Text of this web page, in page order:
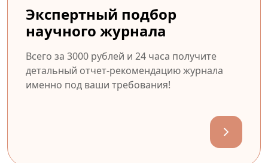
Экспертный подбор
научного журнала
Всего за 3000 рублей и 24 часа получите
детальный отчет-рекомендацию журнала
именно под ваши требования!